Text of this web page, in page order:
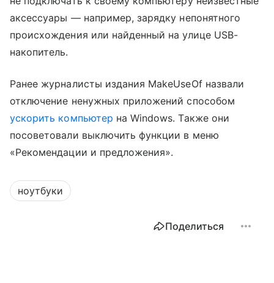
аксессуары — например, зарядку непонятного
происхождения или найденный на улице USB-
накопитель.
Ранее журналисты издания MakeUseOf назвали
отключение ненужных приложений способом
ускорить компьютер на Windows. Также они
посоветовали выключить функции в меню
«Рекомендации и предложения».
ноутбуки
Поделиться